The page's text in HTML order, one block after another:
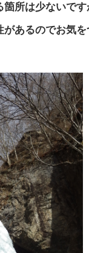
所は少ないで
あるのでお気を